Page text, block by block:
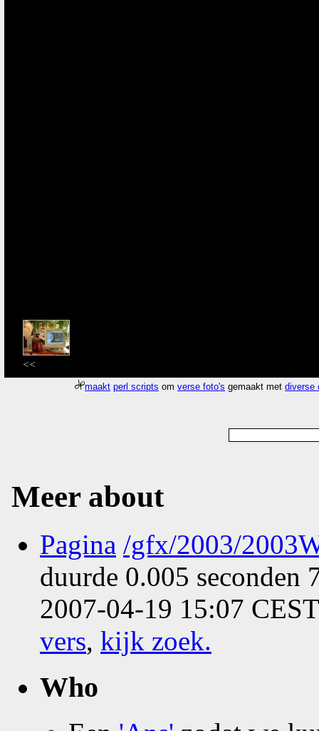
<<
maakt perl scripts omverse foto's gemaakt metdiverse
Meer about
Pagina /gfx/2003/
duurde 0.005 seconden
2007-04-19 15:07
vers, kijk zoek.
Who